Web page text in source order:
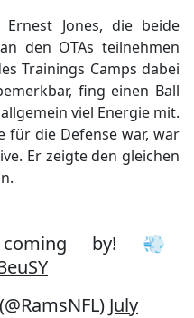
Jones, die beide
den OTAs teilnehmen
Trainings Camps dabei
fing einen Ball
viel Energie mit.
für die Defense war, war
Er zeigte den gleichen
by! 💨
July